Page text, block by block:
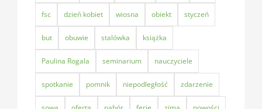
fsc dzień kobiet wiosna obiekt styczeń
but obuwie stalówka książka
Paulina Rogala seminarium nauczyciele
spotkanie pomnik niepodległość zdarzenie